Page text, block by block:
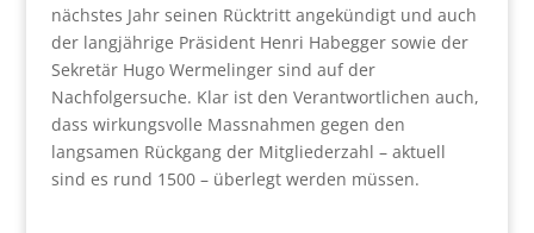
nächstes Jahr seinen Rücktritt angekündigt und auch
der langjährige Präsident Henri Habegger sowie der
Sekretär Hugo Wermelinger sind auf der
Nachfolgersuche. Klar ist den Verantwortlichen auch,
dass wirkungsvolle Massnahmen gegen den
langsamen Rückgang der Mitgliederzahl – aktuell
sind es rund 1500 – überlegt werden müssen.